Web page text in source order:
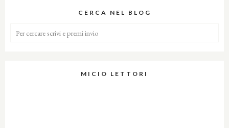
CERCA NEL BLOG
MICIO LETTORI